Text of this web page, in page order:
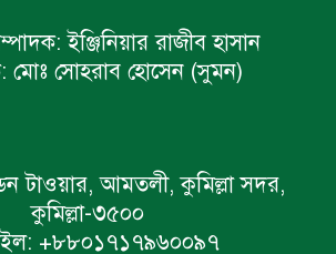
ইঞ্জিনিয়ার রাজীব হাসান
মোঃ সোহরাব হোসেন (সুমন)
টাওয়ার, আমতলী, কুমিল্লা সদর,
কুমিল্লা-৩৫০০
+৮৮০১৭১৭৯৬০০৯৭